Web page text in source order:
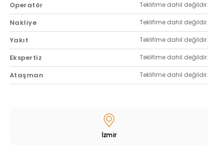
Operatör
Teklifime dahil değildir.
Nakliye Teklifime dahil değildir.
Yakıt Teklifime dahil değildir.
Ekspertiz Teklifime dahil değildir.
Ataşman Teklifime dahil değildir.
İzmir